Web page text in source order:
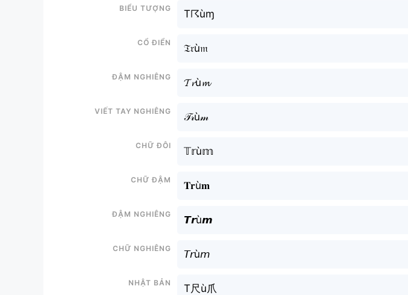
Biểu tượng
T☈ùɱ
Cổ điển
𝔗𝔯ù𝔪
Đậm nghiêng
𝓣𝓻ù𝓶
Viết tay nghiêng
𝒯𝓇ù𝓂
Chữ đôi
𝕋𝕣ù𝕞
Chữ đậm
𝐓𝐫ù𝐦
Đậm nghiêng
𝙏𝙧ù𝙢
Chữ nghiêng
𝘛𝘳ù𝘮
Nhật bản
T尺ù爪